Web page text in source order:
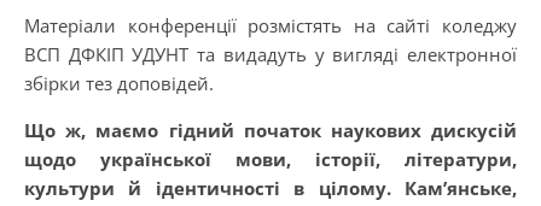
Матеріали конференції розмістять на сайті коледжу
ВСП ДФКІП УДУНТ та видадуть у вигляді електронної
збірки тез доповідей.
Що ж, маємо гідний початок наукових дискусій
щодо української мови, історії, літератури,
культури й ідентичності в цілому. Кам’янське,